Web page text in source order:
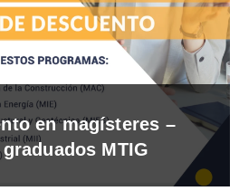
en magísteres –
MTIG